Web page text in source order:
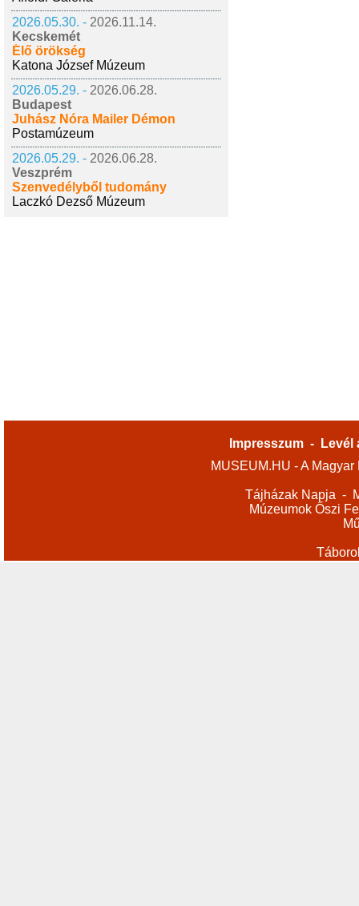
2026.05.30. - 2026.11.14.
Kecskemét
Élő örökség
Katona József Múzeum
2026.05.29. - 2026.06.28.
Budapest
Juhász Nóra Mailer Démon
Postamúzeum
2026.05.29. - 2026.06.28.
Veszprém
Szenvedélyből tudomány
Laczkó Dezső Múzeum
Impresszum -
Levél
MUSEUM.HU - A
Tájházak Napja -
Múzeumok Őszi